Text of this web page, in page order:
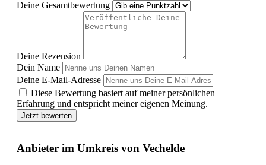
Deine Gesamtbewertung
Deine Rezension
Dein Name
Deine E-Mail-Adresse
Diese Bewertung basiert auf meiner persönlichen
Erfahrung und entspricht meiner eigenen Meinung.
Jetzt bewerten
Anbieter im Umkreis von Vechelde